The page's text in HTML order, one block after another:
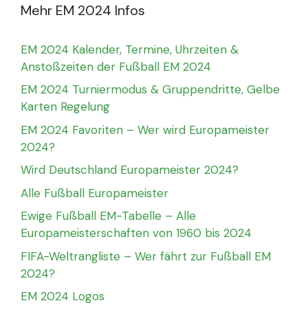
Mehr EM 2024 Infos
EM 2024 Kalender, Termine, Uhrzeiten &
Anstoßzeiten der Fußball EM 2024
EM 2024 Turniermodus & Gruppendritte, Gelbe
Karten Regelung
EM 2024 Favoriten – Wer wird Europameister
2024?
Wird Deutschland Europameister 2024?
Alle Fußball Europameister
Ewige Fußball EM-Tabelle – Alle
Europameisterschaften von 1960 bis 2024
FIFA-Weltrangliste – Wer fährt zur Fußball EM
2024?
EM 2024 Logos